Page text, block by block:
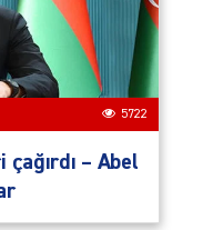
5722
– Abel